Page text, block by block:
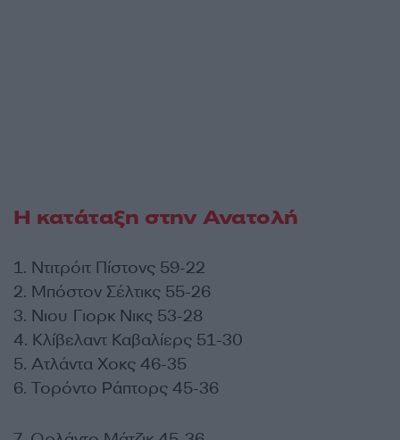
Η κατάταξη στην Ανατολή
1. Ντιτρόιτ Πίστονς 59-22
2. Μπόστον Σέλτικς 55-26
3. Νιου Γιορκ Νικς 53-28
4. Κλίβελαντ Καβαλίερς 51-30
5. Ατλάντα Χοκς 46-35
6. Τορόντο Ράπτορς 45-36